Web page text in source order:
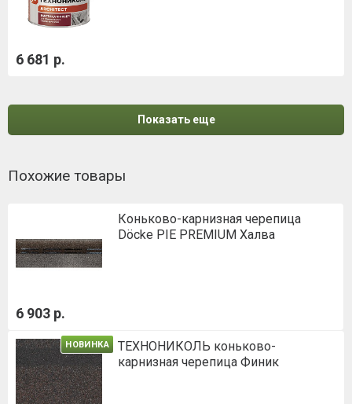
6 681 р.
Показать еще
Похожие товары
Коньково-карнизная черепица
Döcke PIE PREMIUM Халва
6 903 р.
НОВИНКА
ТЕХНОНИКОЛЬ коньково-
карнизная черепица Финик